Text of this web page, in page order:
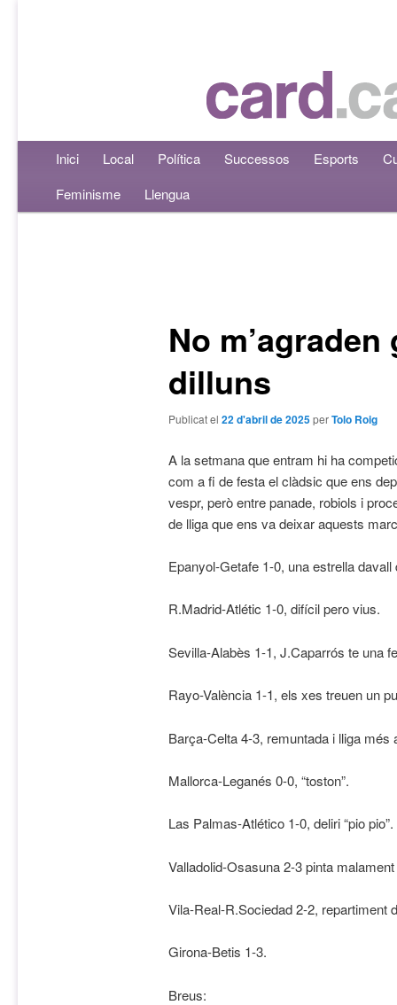
Menú principalAneu al contingut principal
Aneu al contingut secundari
Inici Local Política Successos Esports
Feminisme
Llengua
No
dilluns
Publicat el 22 d'abril de 2025perTolo Roig
A la setmana que entram hi ha
com a fi de festa el clàdsic que ens
vespr, però entre panade, robiols i
de lliga que ens va deixar aquests
Epanyol-Getafe 1-0, una estrella davall
R.Madrid-Atlétic 1-0, difícil pero vius.
Sevilla-Alabès 1-1, J.Caparrós te una
Rayo-València 1-1, els xes treuen un
Barça-Celta 4-3, remuntada i lliga més
Mallorca-Leganés 0-0, “toston”.
Las Palmas-Atlético 1-0, deliri “pio pio”.
Valladolid-Osasuna 2-3 pinta
Vila-Real-R.Sociedad 2-2, repartiment
Girona-Betis 1-3.
Breus: